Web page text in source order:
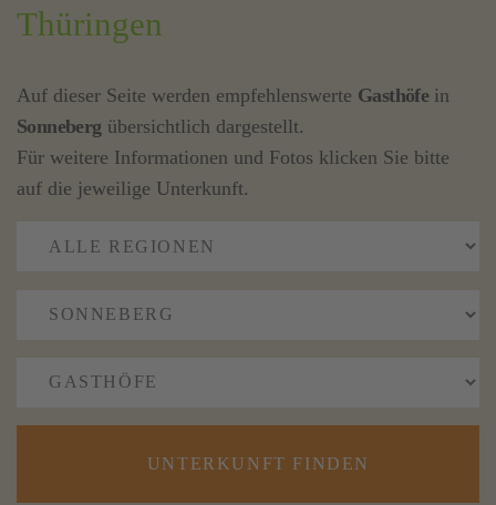
Thüringen
Auf dieser Seite werden empfehlenswerte Gasthöfein
Sonneberg übersichtlich dargestellt.
Für weitere Informationen und Fotos klicken Sie bitte
auf die jeweilige Unterkunft.
UNTERKUNFT FINDEN